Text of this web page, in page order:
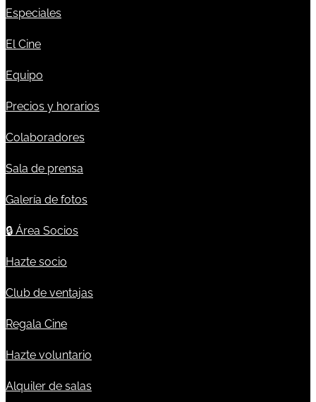
Especiales
El Cine
Equipo
Precios y horarios
Colaboradores
Sala de prensa
Galería de fotos
🔒 Área Socios
Hazte socio
Club de ventajas
Regala Cine
Hazte voluntario
Alquiler de salas